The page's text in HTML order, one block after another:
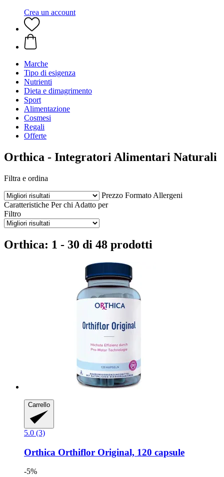
Crea un account
Marche
Tipo di esigenza
Nutrienti
Dieta e dimagrimento
Sport
Alimentazione
Cosmesi
Regali
Offerte
Orthica - Integratori Alimentari Naturali
Filtra e ordina
Prezzo Formato Allergeni
Caratteristiche Per chi Adatto per
Filtro
Orthica: 1 - 30 di 48 prodotti
Carrello
5.0 (3)
Orthica Orthiflor Original, 120 capsule
-5%